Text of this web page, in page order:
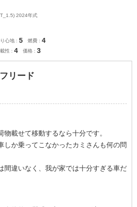
2024年式
心地 5 燃費 4
性 4 価格 3
リード
物載せて移動するなら十分です。
しか乗ってこなかったカミさんも何の問
間違いなく、我が家では十分すぎる車だ